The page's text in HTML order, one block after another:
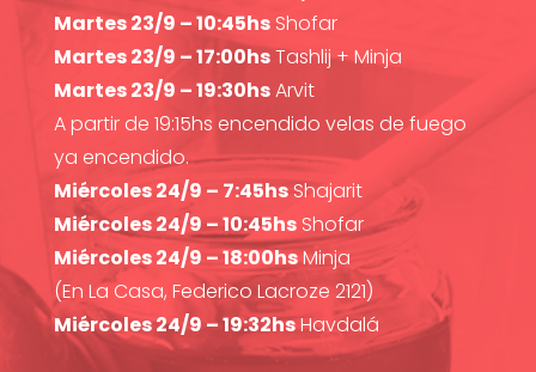
Martes 23/9 – 10:45hsShofar
Martes 23/9 – 17:00hsTashlij + Minja
Martes 23/9 – 19:30hsArvit
A partir de 19:15hs encendido velas de fuego
ya encendido.
Miércoles 24/9 – 7:45hsShajarit
Miércoles 24/9 – 10:45hsShofar
Miércoles 24/9 – 18:00hsMinja
(En La Casa, Federico Lacroze 2121)
Miércoles 24/9 – 19:32hsHavdalá